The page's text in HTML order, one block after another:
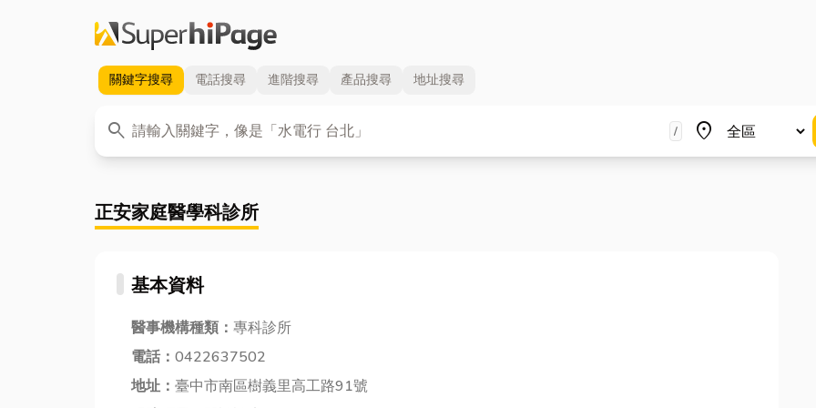
關鍵字搜尋 電話搜尋 進階搜尋 產品搜尋 地址搜尋
search
關鍵字 / place
地區
正安家庭醫學科診所
基本資料
醫事機構種類： 專科診所
電話： 0422637502
地址： 臺中市南區樹義里高工路91號